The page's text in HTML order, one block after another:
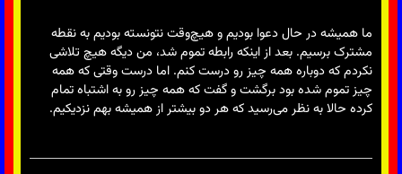
ما همیشه در حال دعوا بودیم و هیچ‌وقت نتونسته بودیم به نقطه
مشترک برسیم. بعد از اینکه رابطه تموم شد، من دیگه هیچ تلاشی
نکردم که دوباره همه چیز رو درست کنم. اما درست وقتی که همه
چیز تموم شده بود برگشت و گفت که همه چیز رو به اشتباه تمام
کرده حالا به نظر می‌رسید که هر دو بیشتر از همیشه بهم نزدیکیم.